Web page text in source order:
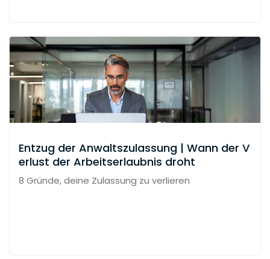
Entzug der Anwaltszulassung | Wann der V
erlust der Arbeitserlaubnis droht
8 Gründe, deine Zulassung zu verlieren